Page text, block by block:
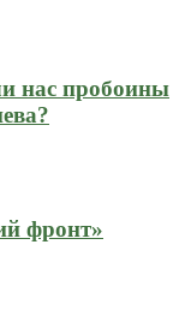
нас пробоины
фронт»